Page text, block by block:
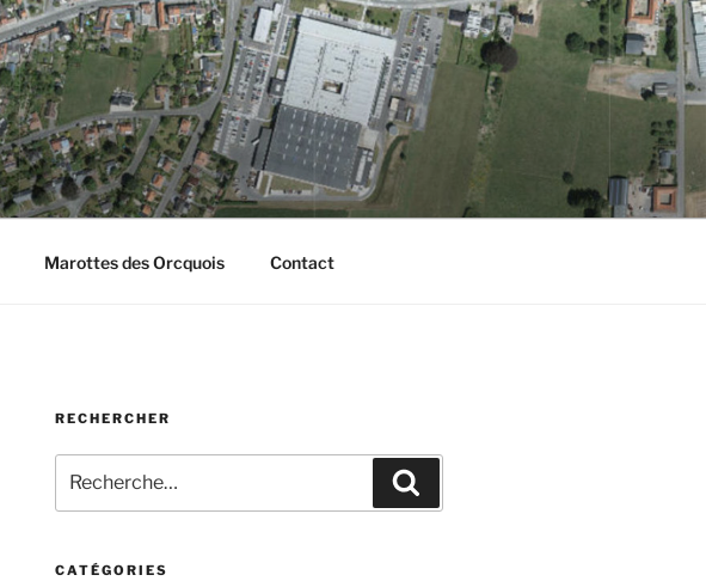
Marottes des Orcquois Contact
RECHERCHER
pour
:
CATÉGORIES